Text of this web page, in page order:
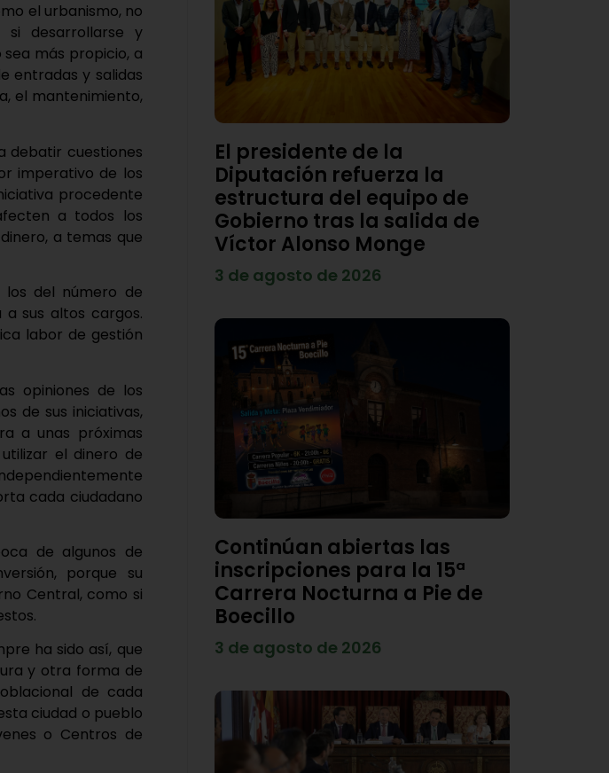
el urbanismo, no
si desarrollarse y
más propicio, a
entradas y salidas
el mantenimiento,
debatir cuestiones
imperativo de los
procedente
a todos los
a temas que
los del número de
sus altos cargos.
labor de gestión
opiniones de los
de sus iniciativas,
a unas próximas
el dinero de
cada ciudadano
de algunos de
porque su
Central, como si
ha sido así, que
y otra forma de
de cada
ciudad o pueblo
o Centros de
El presidente de la
Diputación refuerza la
estructura del equipo de
Gobierno tras la salida de
Víctor Alonso Monge
3 de agosto de 2026
Continúan abiertas las
inscripciones para la 15ª
Carrera Nocturna a Pie de
Boecillo
3 de agosto de 2026